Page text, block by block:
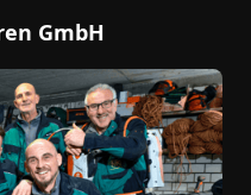
GmbH